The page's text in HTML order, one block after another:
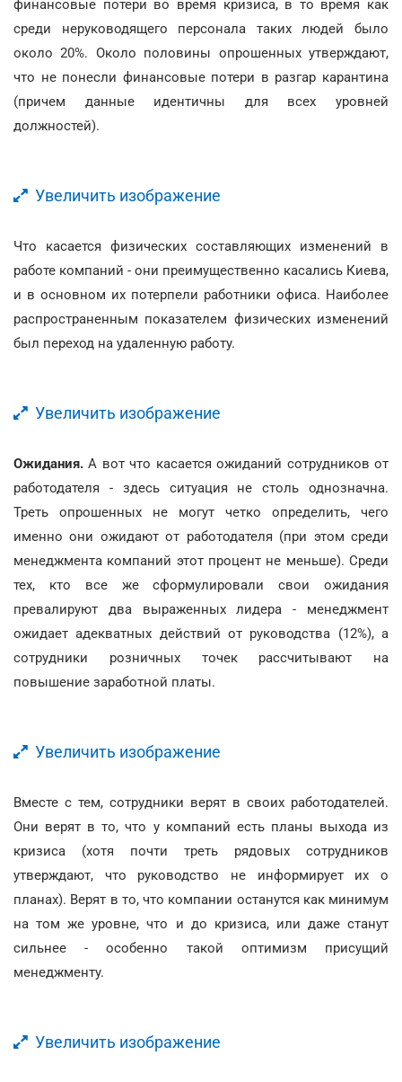
финансовые потери во время кризиса, в то время как
среди неруководящего персонала таких людей было
около 20%. Около половины опрошенных утверждают,
что не понесли финансовые потери в разгар карантина
(причем данные идентичны для всех уровней
должностей).
Увеличить изображение
Что касается физических составляющих изменений в
работе компаний - они преимущественно касались Киева,
и в основном их потерпели работники офиса. Наиболее
распространенным показателем физических изменений
был переход на удаленную работу.
Увеличить изображение
Ожидания. А вот что касается ожиданий сотрудников от
работодателя - здесь ситуация не столь однозначна.
Треть опрошенных не могут четко определить, чего
именно они ожидают от работодателя (при этом среди
менеджмента компаний этот процент не меньше). Среди
тех, кто все же сформулировали свои ожидания
превалируют два выраженных лидера - менеджмент
ожидает адекватных действий от руководства (12%), а
сотрудники розничных точек рассчитывают на
повышение заработной платы.
Увеличить изображение
Вместе с тем, сотрудники верят в своих работодателей.
Они верят в то, что у компаний есть планы выхода из
кризиса (хотя почти треть рядовых сотрудников
утверждают, что руководство не информирует их о
планах). Верят в то, что компании останутся как минимум
на том же уровне, что и до кризиса, или даже станут
сильнее - особенно такой оптимизм присущий
менеджменту.
Увеличить изображение